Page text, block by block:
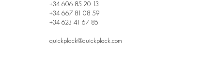
+34 606 85 20 13
+34 667 81 08 59
+34 623 41 67 85
quickplack@quickplack.com